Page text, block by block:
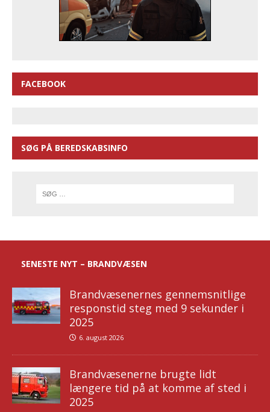
FACEBOOK
SØG PÅ BEREDSKABSINFO
SENESTE NYT – BRANDVÆSEN
Brandvæsenernes gennemsnitlige
responstid steg med 9 sekunder i
2025
6. august 2026
Brandvæsenerne brugte lidt
længere tid på at komme af sted i
2025